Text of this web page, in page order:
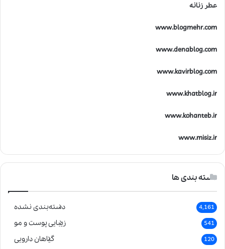
عطر زنانه
www.blogmehr.com
www.denablog.com
www.kavirblog.com
www.khatblog.ir
www.kohanteb.ir
www.misiz.ir
دسته بندی ها
دسته‌بندی نشده 4,161
زیبایی پوست و مو 541
گیاهان دارویی 120